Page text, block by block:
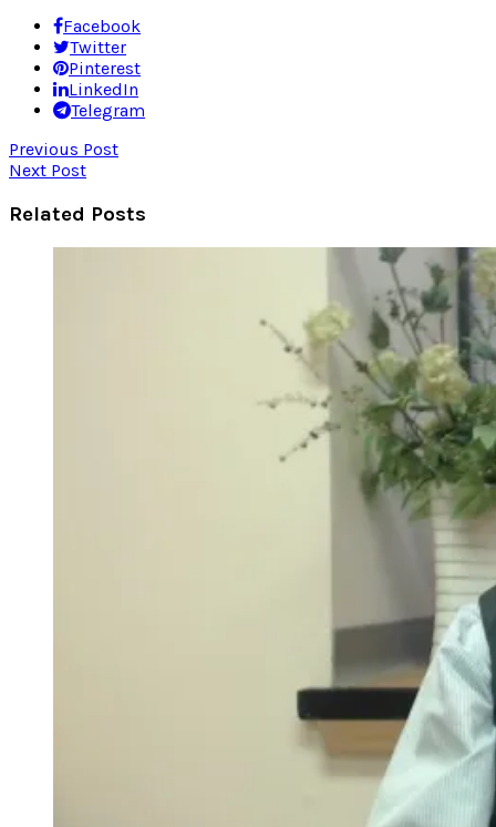
Facebook
Twitter
Pinterest
LinkedIn
Telegram
Previous Post
Next Post
Related Posts